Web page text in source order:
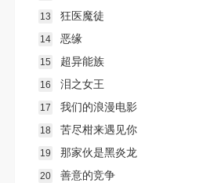
13 狂医魔徒
14 恶缘
15 超异能族
16 泪之女王
17 我们的浪漫电影
18 苦尽柑来遇见你
19 那家伙是黑炎龙
20 善意的竞争